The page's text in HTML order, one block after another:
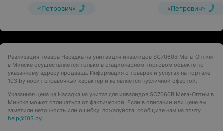
«Петрович»
(детско-подростковые)
LK3031 (пара)
«Петрович»
Реализация товара Насадка на унитаз для инвалидов SC7060B Мега-Оптим
в Минске осуществляется только в стационарном торговом объекте по
указанному адресу продавца. Информация о товарах и услугах на портале
103.by носит справочный характер и не является публичной офертой.
Указанная цена на Насадка на унитаз для инвалидов SC7060B Мега-Оптим в
Минске может отличаться от фактической. Если в описании или цене вы
заметили неточность или ошибку, пожалуйста, сообщите нам на почту
help@103.by.